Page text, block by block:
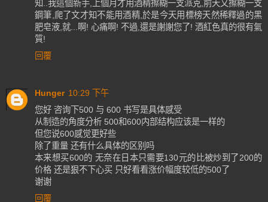
知..我這個新手,上個月才用酒精擦糊一支派克,前天又擦糊一支
鋼筆,爬了文才知不能用酒精,於是今天用標榜天然稀釋過的黑
肥皂液,就...啊! 心痛啊! 不過,還是謝謝您了! 酒紅色真的很有氣
質!
回覆
Hunger 10:29 下午
您好 咨询下500 与 600 书写是具体感受
从制造的角度分析 500和600内部结构应该是一样的
但您说600感觉更好些
除了重量 还有什么具体的区别吗
本来想买600的 无奈在日本只需要130元的比被炒到了200的
价格 还是狠不下心买 只好看看涨价幅度较低的500了
谢谢
回覆